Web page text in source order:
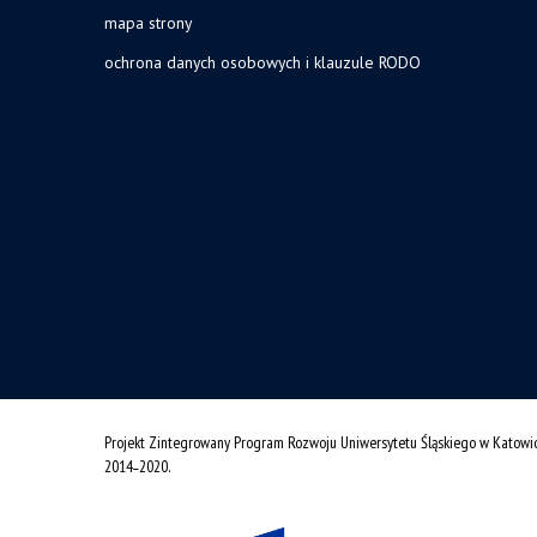
mapa strony
ochrona danych osobowych i klauzule RODO
Projekt Zintegrowany Program Rozwoju Uniwersytetu Śląskiego w
2014˗2020.